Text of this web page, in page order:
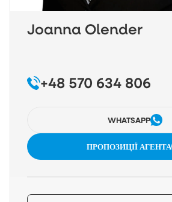
Joanna Olender
+48 570 634 806
WHATSAPP
ПРОПОЗИЦІЇ АГЕНТА